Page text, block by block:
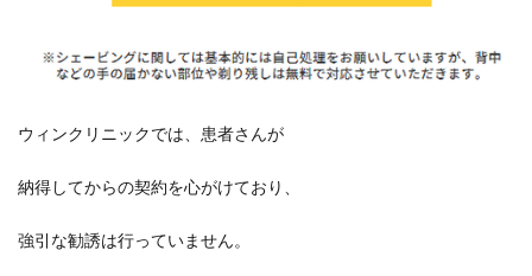
ウィンクリニックでは、患者さんが
納得してからの契約を心がけており、
強引な勧誘は行っていません。